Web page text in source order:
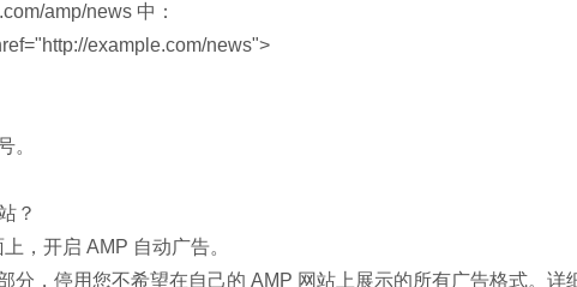
amp/news 中：
example.com/news">
。
？
，开启 AMP 自动广告。
部分，停用您不希望在自己的 AMP 网站上展示的所有广告格式。详